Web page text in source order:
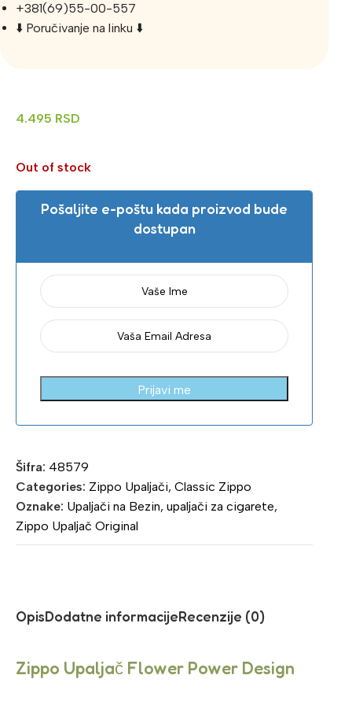
+381(69)55-00-557
⬇️ Poručivanje na linku ⬇️
4.495 RSD
Out of stock
Pošaljite e-poštu kada proizvod bude
dostupan
Prijavi me
Šifra: 48579
Categories: Zippo Upaljači, Classic Zippo
Oznake: Upaljači na Bezin, upaljači za cigarete,
Zippo Upaljač Original
OpisDodatne informacijeRecenzije (0)
Zippo Upaljač Flower Power Design